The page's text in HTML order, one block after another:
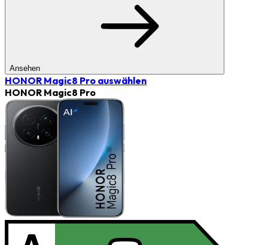
Ansehen
HONOR Magic8 Pro auswählen
HONOR Magic8 Pro